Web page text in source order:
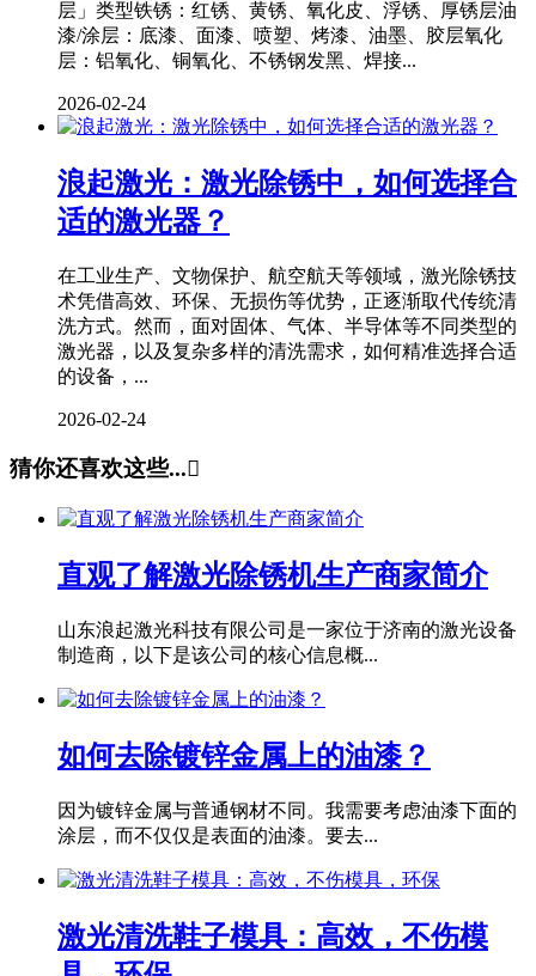
层」类型铁锈：红锈、黄锈、氧化皮、浮锈、厚锈层油
漆/涂层：底漆、面漆、喷塑、烤漆、油墨、胶层氧化
层：铝氧化、铜氧化、不锈钢发黑、焊接...
2026-02-24
浪起激光：激光除锈中，如何选择合
适的激光器？
在工业生产、文物保护、航空航天等领域，激光除锈技
术凭借高效、环保、无损伤等优势，正逐渐取代传统清
洗方式。然而，面对固体、气体、半导体等不同类型的
激光器，以及复杂多样的清洗需求，如何精准选择合适
的设备，...
2026-02-24
猜你还喜欢这些...
直观了解激光除锈机生产商家简介
山东浪起激光科技有限公司是一家位于济南的激光设备
制造商，以下是该公司的核心信息概...
如何去除镀锌金属上的油漆？
因为镀锌金属与普通钢材不同。我需要考虑油漆下面的
涂层，而不仅仅是表面的油漆。要去...
激光清洗鞋子模具：高效，不伤模